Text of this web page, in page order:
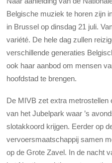
Belgische muziek te horen zijn
in Brussel op dinsdag 21 juli.
variété. De hele dag zullen
verschillende generaties
ook haar aanbod om mensen
hoofdstad te brengen.
De MIVB zet extra metrostellen
van het Jubelpark waar ’s
slotakkoord krijgen. Eerder op
vervoersmaatschappij samen
op de Grote Zavel. In de nacht